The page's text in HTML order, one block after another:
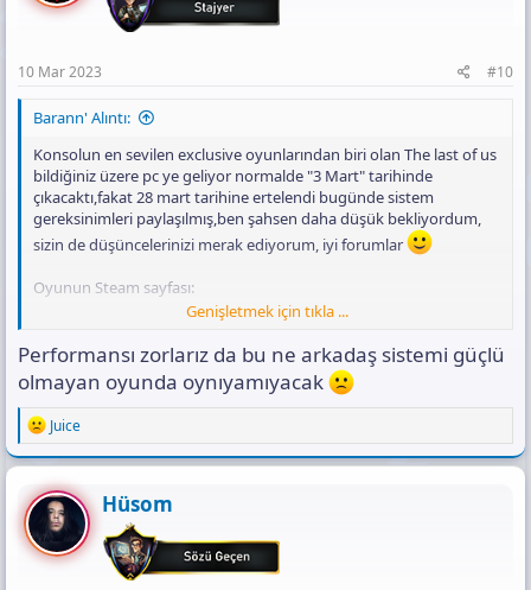
10 Mar 2023 #10
Barann' Alıntı:
Konsolun en sevilen exclusive oyunlarından biri olan The last of us
bildiğiniz üzere pc ye geliyor normalde "3 Mart" tarihinde
çıkacaktı,fakat 28 mart tarihine ertelendi bugünde sistem
gereksinimleri paylaşılmış,ben şahsen daha düşük bekliyordum,
sizin de düşüncelerinizi merak ediyorum, iyi forumlar
Oyunun Steam sayfası:
Ekli dosyayı görüntüle 16603
Ekli dosyayı görüntüle 16604
Genişletmek için tıkla ...
Performansı zorlarız da bu ne arkadaş sistemi güçlü
olmayan oyunda oynıyamıyacak
R
e
a
c
t
i
o
n
Juice
Hüsom